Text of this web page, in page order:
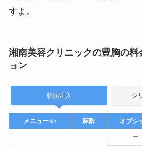
すよ。
湘南美容クリニックの豊胸の料
ョン
脂肪注入 シ
メニュー※1 麻酔 オプシ
ー